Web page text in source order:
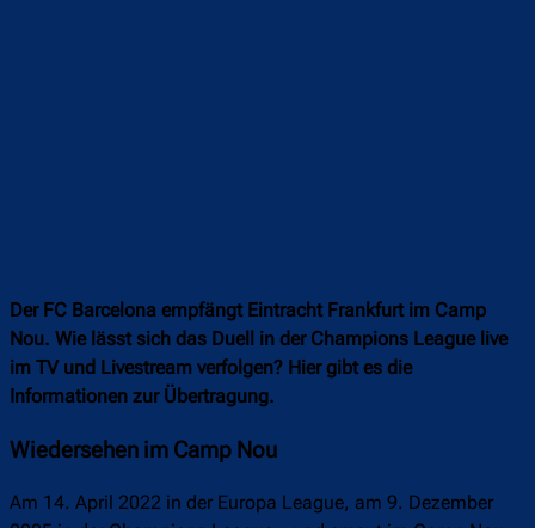
Der FC Barcelona empfängt Eintracht Frankfurt im Camp
Nou. Wie lässt sich das Duell in der Champions League live
im TV und Livestream verfolgen? Hier gibt es die
Informationen zur Übertragung.
Wiedersehen im Camp Nou
Am 14. April 2022 in der Europa League, am 9. Dezember